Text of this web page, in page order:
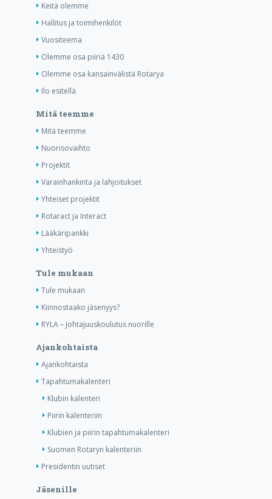
Keitä olemme
Hallitus ja toimihenkilöt
Vuositeema
Olemme osa piiriä 1430
Olemme osa kansainvälistä Rotarya
Ilo esitellä
Mitä teemme
Mitä teemme
Nuorisovaihto
Projektit
Varainhankinta ja lahjoitukset
Yhteiset projektit
Rotaract ja Interact
Lääkäripankki
Yhteistyö
Tule mukaan
Tule mukaan
Kiinnostaako jäsenyys?
RYLA – Johtajuuskoulutus nuorille
Ajankohtaista
Ajankohtaista
Tapahtumakalenteri
Klubin kalenteri
Piirin kalenteriin
Klubien ja piirin tapahtumakalenteri
Suomen Rotaryn kalenteriin
Presidentin uutiset
Jäsenille